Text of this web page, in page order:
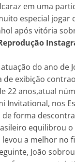
em uma
especial jogar
após vitória
do ano de
exibição
22 anos,atual
Invitational, nos
de forma
equilibrou o
levou a melhor no
João